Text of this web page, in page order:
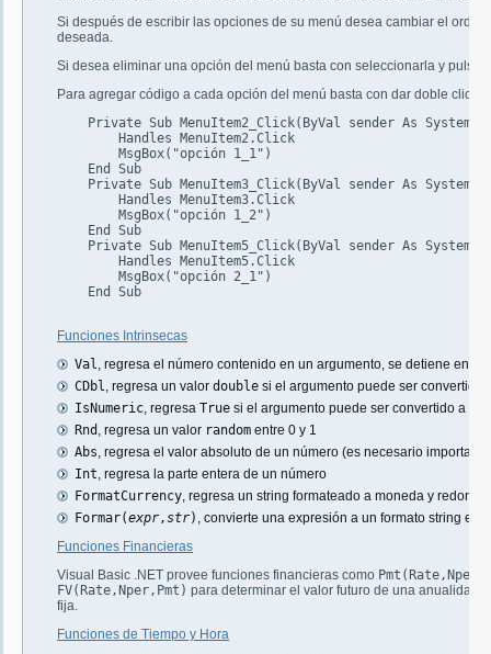
Si después de escribir las opciones de su menú desea cambiar el
deseada.
Si desea eliminar una opción del menú basta con seleccionarla y pulsar
Para agregar código a cada opción del menú basta con dar doble clic
Private Sub MenuItem2_Click(ByVal sender As
        MsgBox("opción 1_1")
    End Sub
Private Sub MenuItem3_Click(ByVal sender As
        MsgBox("opción 1_2")
    End Sub
Private Sub MenuItem5_Click(ByVal sender As
        MsgBox("opción 2_1")
    End Sub
Funciones Intrinsecas
Val, regresa el número contenido en un argumento, se detiene en el
CDbl, regresa un valor double si el argumento puede ser convertido
IsNumeric, regresa True si el argumento puede ser convertido a
Rnd , regresa un valor random entre 0 y 1
Abs, regresa el valor absoluto de un número (es necesario importar
Int, regresa la parte entera de un número
FormatCurrency, regresa un string formateado a moneda y
Formar(expr,str) , convierte una expresión a un formato string
Funciones Financieras
Visual Basic .NET provee funciones financieras como
FV(Rate,Nper,Pmt) para determinar el valor futuro de una anualidad
fija.
Funciones de Tiempo y Hora